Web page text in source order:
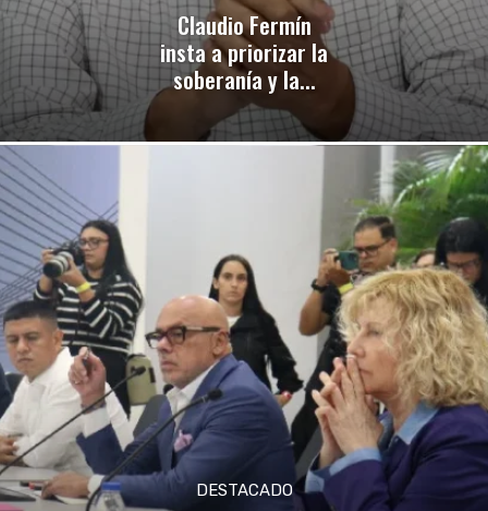
Claudio Fermín
insta a priorizar la
soberanía y la...
DESTACADO